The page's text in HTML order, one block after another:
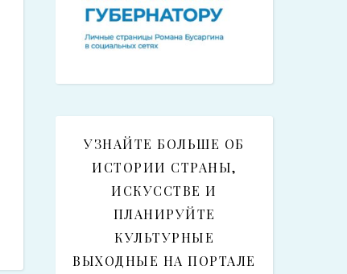
УЗНАЙТЕ БОЛЬШЕ ОБ
ИСТОРИИ СТРАНЫ,
ИСКУССТВЕ И
ПЛАНИРУЙТЕ
КУЛЬТУРНЫЕ
ВЫХОДНЫЕ НА ПОРТАЛЕ